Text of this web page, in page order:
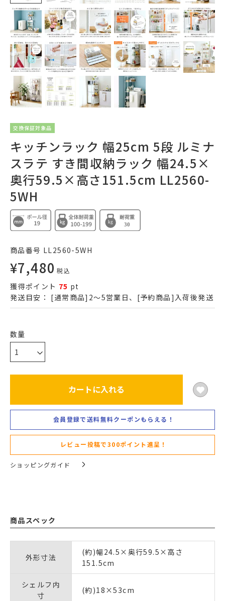
交換保証対象品
キッチンラック 幅25cm 5段 ルミナ
スラテ すき間収納ラック 幅24.5×
奥行59.5×高さ151.5cm LL2560-
5WH
商品番号 LL2560-5WH
¥7,480 税込
獲得ポイント 75 pt
発送目安： [通常商品]2～5営業日、[予約商品]入荷後発送
カートに入れる
会員登録で送料無料クーポンもらえる！
レビュー投稿で300ポイント進呈！
ショッピングガイド
商品スペック
外形寸法
(約)幅24.5×奥行59.5×高さ
151.5cm
シェルフ内
寸
(約)18×53cm